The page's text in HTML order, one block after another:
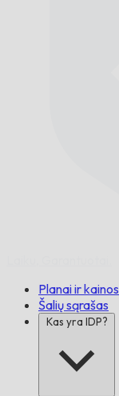
Planai ir kainos
Šalių sąrašas
Kas yra IDP?